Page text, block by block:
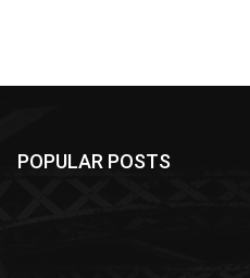
POPULAR POSTS